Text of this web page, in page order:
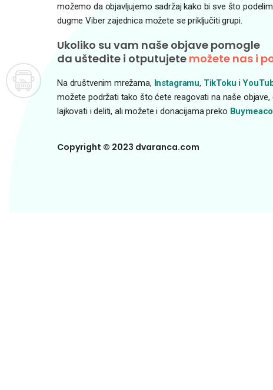
možemo da objavljujemo sadržaj kako bi sve što
dugme Viber zajednica možete se priključiti grupi.
Ukoliko su vam naše objave pomogle
da uštedite i otputujete možete nas i
Na društvenim mrežama, Instagramu, TikToku i
možete podržati tako što ćete reagovati na naše objave,
lajkovati i deliti, ali možete i donacijama preko
Copyright © 2023 dvaranca.com